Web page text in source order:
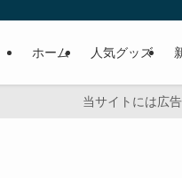
ホーム 人気グッズ
当サイトには広